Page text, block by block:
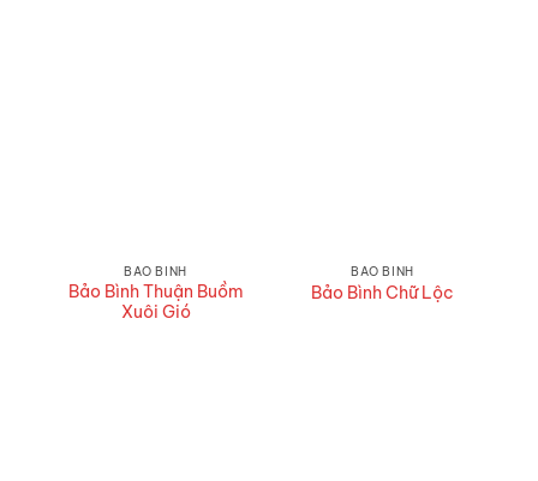
BẢO BÌNH
Bảo Bình Thuận Buồm
Xuôi Gió
BẢO BÌNH
Bảo Bình Chữ Lộc